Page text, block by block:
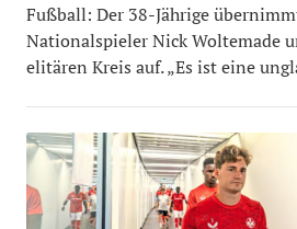
Fußball: Der 38-Jährige
Nationalspieler Nick Woltemade
elitären Kreis auf. „Es ist eine